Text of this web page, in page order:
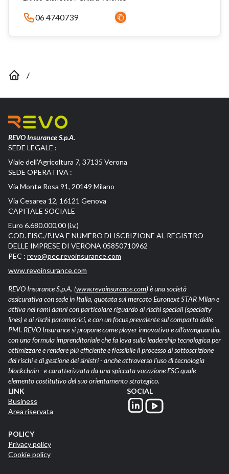
06 4740739
/
REVO Insurance S.p.A.
SEDE LEGALE :
Viale dell’Agricoltura 7, 37135 Verona
SEDE OPERATIVA :
Via Monte Rosa 91, 20149 Milano
Via Cesarea 12, 16121 Genova
CAPITALE SOCIALE
Euro 6.680.000,00 (i.v.)
COD. FISC./P.IVA E NUMERO DI ISCRIZIONE AL REGISTRO
DELLE IMPRESE DI VERONA 05850710962
PEC : revo@pec.revoinsurance.com
www.revoinsurance.com
REVO Insurance S.p.A. (www.revoinsurance.com)è una società
assicurativa con sede in Italia, quotata sul mercato Euronext STAR Milan e
attiva nei rami danni con particolare riguardo ai rischi speciali (specialty
lines) e ai rischi parametrici, e con un focus prevalente sul comparto delle
PMI. REVO Insurance si propone come player innovativo e all’avanguardia,
con una formula imprenditoriale che fa leva sulla leadership tecnologica per
ottimizzare e rendere più efficiente e flessibile il processo di sottoscrizione
dei rischi e di gestione dei sinistri - anche attraverso l’uso di tecnologia
blockchain - e caratterizzata da una spiccata vocazione ESG quale
elemento costitutivo del suo orientamento strategico.
LINK
Business
Area riservata
POLICY
Privacy policy
Cookie policy
SOCIAL